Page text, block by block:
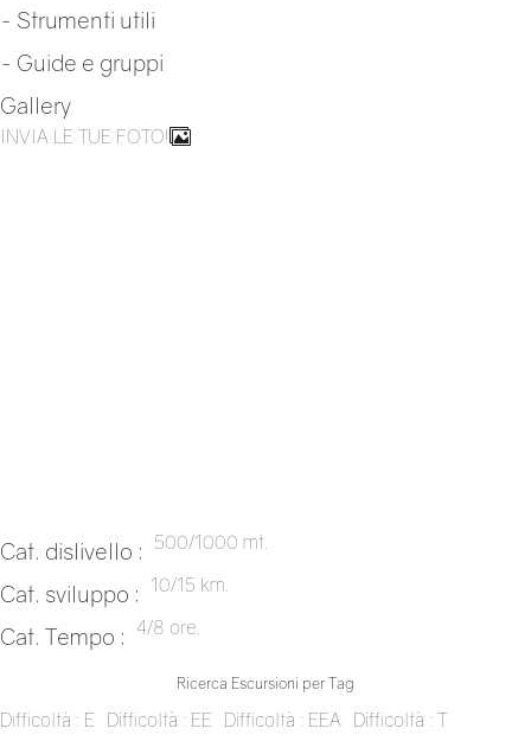
- Strumenti utili
- Guide e gruppi
Gallery
INVIA LE TUE FOTO!
Cat. dislivello : 500/1000 mt.
Cat. sviluppo : 10/15 km.
Cat. Tempo : 4/8 ore.
Ricerca Escursioni per Tag
Difficoltà : E Difficoltà : EE Difficoltà : EEA Difficoltà : T